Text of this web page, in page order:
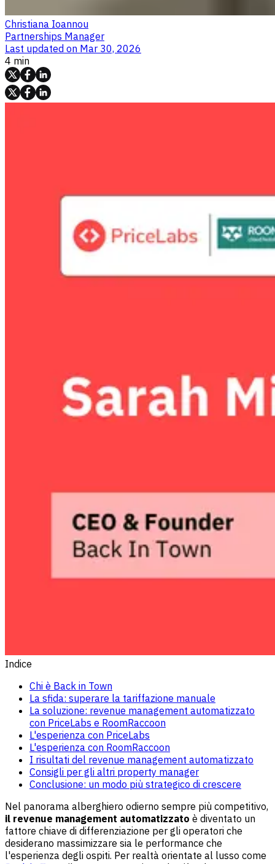
Christiana Ioannou
Partnerships Manager
Last updated on Mar 30, 2026
4 min
Indice
Chi è Back in Town
La sfida: superare la tariffazione manuale
La soluzione: revenue management automatizzato
con PriceLabs e RoomRaccoon
L'esperienza con PriceLabs
L'esperienza con RoomRaccoon
I risultati del revenue management automatizzato
Consigli per gli altri property manager
Conclusione: un modo più strategico di crescere
Nel panorama alberghiero odierno sempre più competitivo,
il revenue management automatizzato è diventato un
fattore chiave di differenziazione per gli operatori che
desiderano massimizzare sia le performance che
l'esperienza degli ospiti. Per realtà orientate al lusso come